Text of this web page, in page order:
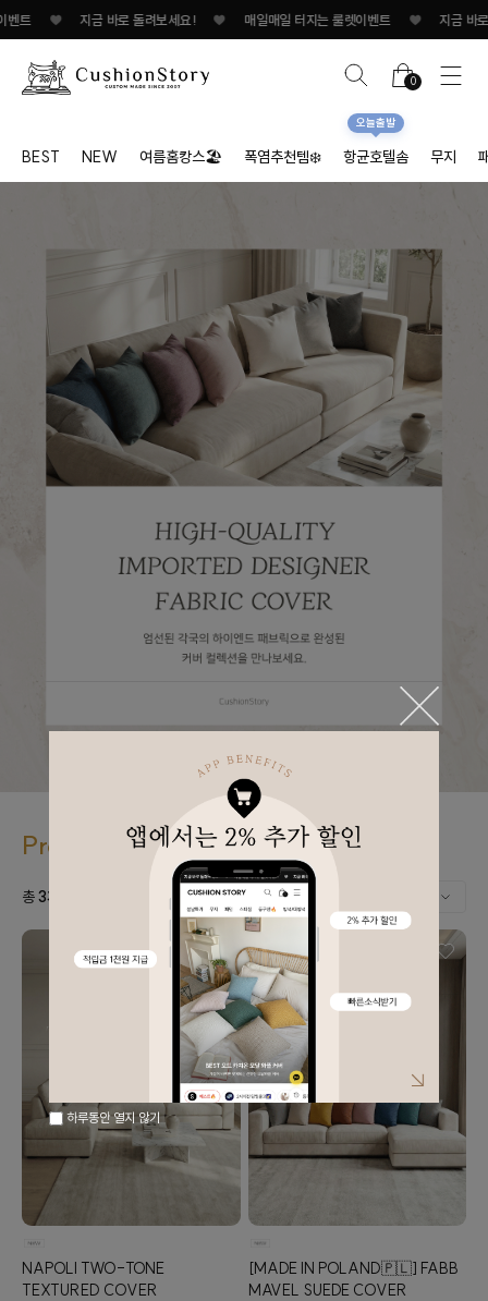
바솜
트 ♥ 지금 바로 돌려보세요! ♥ 매일매일 터지는 룰렛이벤트 ♥ 지금 바
0
BEST NEW 여름홈캉스🏖 폭염추천템❄️ 항균호텔솜
오늘출발
무지
PremiumSelect
총3개
NAPOLI TWO-TONE
TEXTURED COVER
[MADE IN POLAND🇵🇱] FABB
MAVEL SUEDE COVER
하루동안 열지 않기